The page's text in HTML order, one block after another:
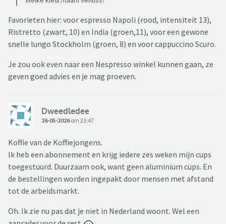
Favorieten hier: voor espresso Napoli (rood, intensiteit 13),
Ristretto (zwart, 10) en India (groen,11), voor een gewone
snelle lungo Stockholm (groen, 8) en voor cappuccino Scuro.
Je zou ook even naar een Nespresso winkel kunnen gaan, ze
geven goed advies en je mag proeven.
Dweedledee
26-05-2026om 23:47
Koffie van de Koffiejongens.
Ik heb een abonnement en krijg iedere zes weken mijn cups
toegestuurd. Duurzaam ook, want geen aluminium cups. En
de bestellingen worden ingepakt door mensen met afstand
tot de arbeidsmarkt.
Oh. Ik zie nu pas dat je niet in Nederland woont. Wel een